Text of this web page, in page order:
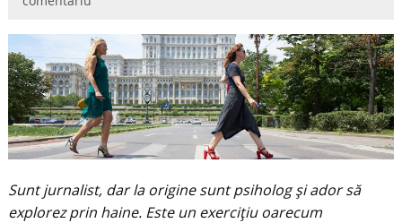
Sunt jurnalist, dar la origine sunt psiholog și ador să
explorez prin haine. Este un exercițiu oarecum